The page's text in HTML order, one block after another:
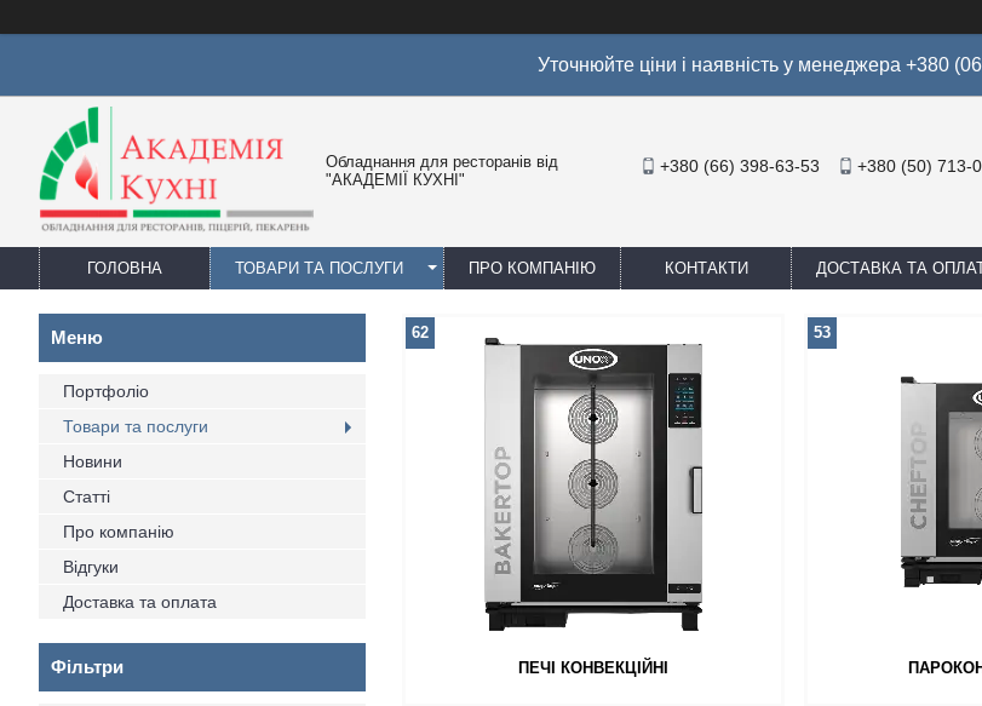
Уточнюйте ціни і наявність у менеджера +380
Обладнання для ресторанів від
"АКАДЕМІЇ КУХНІ"
+380 (66) 398-63-53 +380 (50) 713-
ГОЛОВНА ТОВАРИ ТА ПОСЛУГИ ПРО КОМПАНІЮ КОНТАКТИ ДОСТАВКА ТА
ПЕЧІ КОНВЕКЦІЙНІ
62 53
Портфоліо
Товари та послуги
Новини
Статті
Про компанію
Відгуки
Доставка та оплата
Фільтри